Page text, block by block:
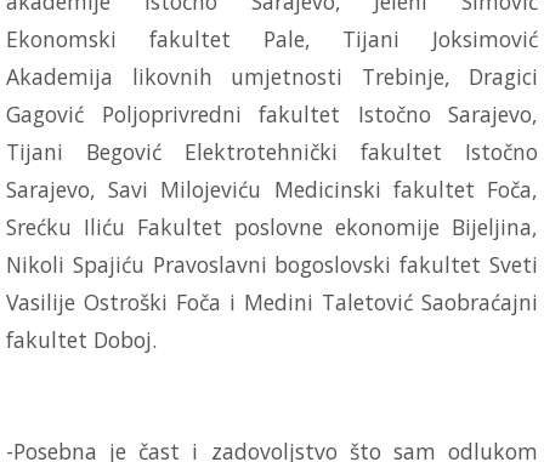
Ekonomski fakultet Pale, Tijani Joksimović
Akademija likovnih umjetnosti Trebinje, Dragici
Gagović Poljoprivredni fakultet Istočno Sarajevo,
Tijani Begović Elektrotehnički fakultet Istočno
Sarajevo, Savi Milojeviću Medicinski fakultet Foča,
Srećku Iliću Fakultet poslovne ekonomije Bijeljina,
Nikoli Spajiću Pravoslavni bogoslovski fakultet Sveti
Vasilije Ostroški Foča i Medini Taletović Saobraćajni
fakultet Doboj.
-Posebna je čast i zadovoljstvo što sam odlukom